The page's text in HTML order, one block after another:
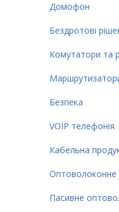
Домофон
Бездротові
Комутатори та
Безпека
VOIP телефонія
Кабельна
Оптоволоконне
Пасивне